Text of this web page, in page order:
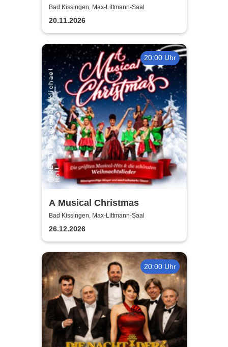
biggest Tribute to AC/DC
Bad Kissingen, Max-Littmann-Saal
20.11.2026
20:00 Uhr
A Musical Christmas
Bad Kissingen, Max-Littmann-Saal
26.12.2026
20:00 Uhr